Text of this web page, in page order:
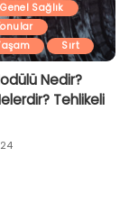
Genel Sağlık
Sırt
Nedir?
Tehlikeli